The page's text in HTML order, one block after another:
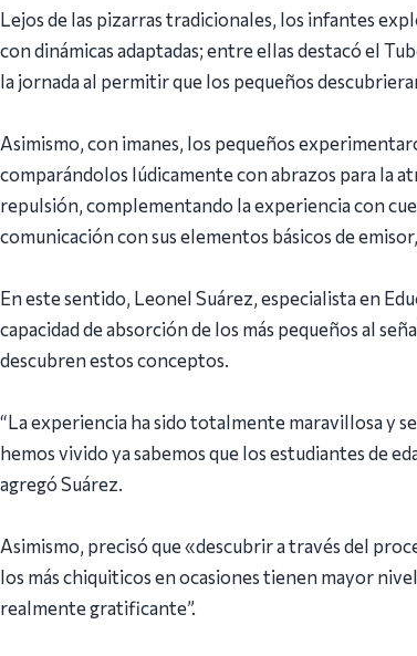
Lejos de las pizarras tradicionales, los infantes
con dinámicas adaptadas; entre ellas destacó el
la jornada al permitir que los pequeños
Asimismo, con imanes, los pequeños
comparándolos lúdicamente con abrazos para la
repulsión, complementando la experiencia con
comunicación con sus elementos básicos de
En este sentido, Leonel Suárez, especialista en
capacidad de absorción de los más pequeños al
descubren estos conceptos.
“La experiencia ha sido totalmente maravillosa y
hemos vivido ya sabemos que los estudiantes de
agregó Suárez.
Asimismo, precisó que «descubrir a través del
los más chiquiticos en ocasiones tienen mayor
realmente gratificante”.